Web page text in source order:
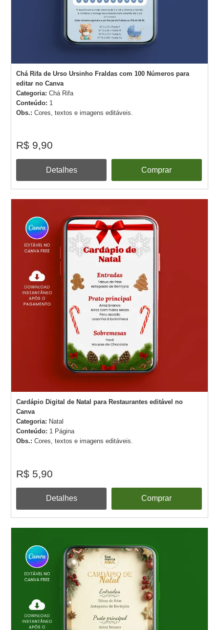
Chá Rifa de Urso Ursinho Fraldas com 100 Números para
editar no Canva
Categoria:Chá Rifa
Conteúdo: 1
Obs.:Cores, textos e imagens editáveis.
R$ 9,90
Detalhes Comprar
Cardápio Digital de Natal para Restaurantes editável no
Canva
Categoria: Natal
Conteúdo: 1 Página
Obs.:Cores, textos e imagens editáveis.
R$ 5,90
Detalhes Comprar